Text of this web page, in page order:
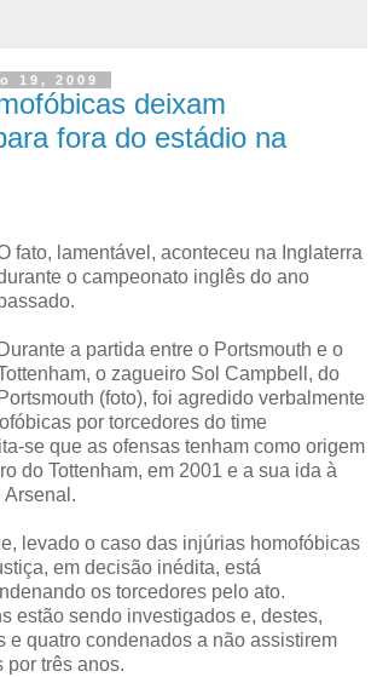
19, 2009
deixam
fora do estádio na
fato, lamentável, aconteceu na Inglaterra
o campeonato inglês do ano
Durante a partida entre o Portsmouth e o
o zagueiro Sol Campbell, do
Portsmouth (foto), foi agredido verbalmente
por torcedores do time
se que as ofensas tenham como origem
do Tottenham, em 2001 e a sua ida à
Arsenal.
levado o caso das injúrias homofóbicas
em decisão inédita, está
os torcedores pelo ato.
estão sendo investigados e, destes,
e quatro condenados a não assistirem
por três anos.